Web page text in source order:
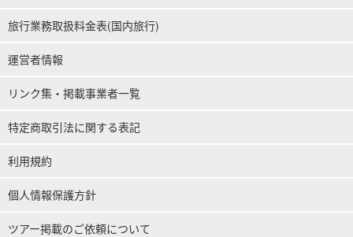
旅行業務取扱料金表(国内旅行)
運営者情報
リンク集・掲載事業者一覧
特定商取引法に関する表記
利用規約
個人情報保護方針
ツアー掲載のご依頼について